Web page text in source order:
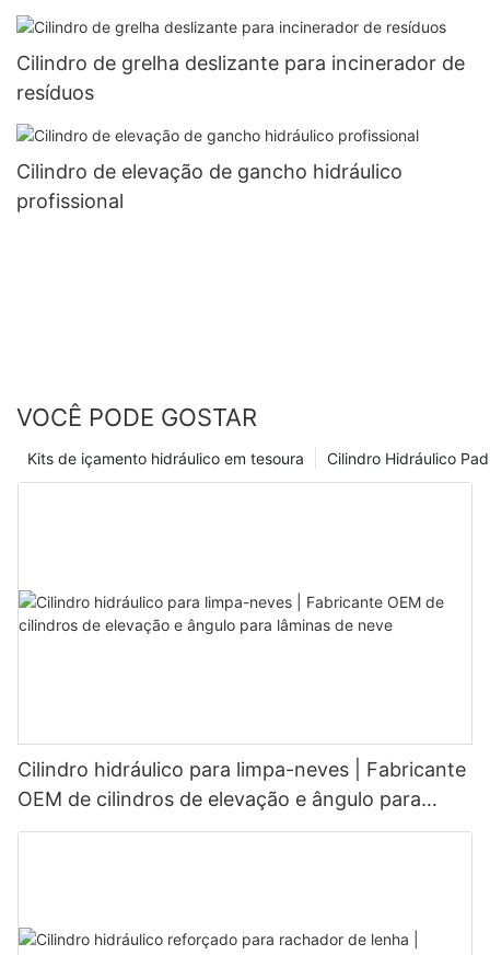
Cilindro de grelha deslizante para incinerador de
resíduos
Cilindro de elevação de gancho hidráulico
profissional
VOCÊ PODE GOSTAR
Cilindro Hidráulico
Kits de içamento hidráulico em tesoura
Cilindro hidráulico para limpa-neves | Fabricante
OEM de cilindros de elevação e ângulo para
lâminas de neve